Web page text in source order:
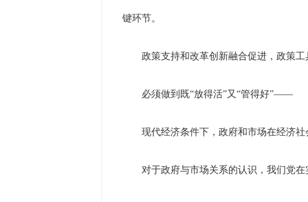
键环节。
政策支持和改革创新融合促进，政策
必须做到既“放得活”又“管得好”——
现代经济条件下，政府和市场在经济
对于政府与市场关系的认识，我们党